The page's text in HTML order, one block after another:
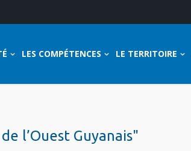
LES COMPÉTENCES LE TERRITOIRE
l’Ouest Guyanais"